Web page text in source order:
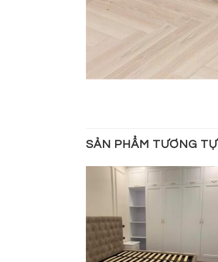
SẢN PHẨM TƯƠNG TỰ